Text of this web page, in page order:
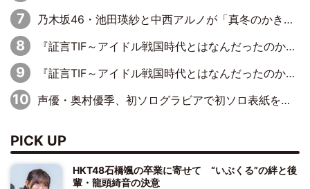
乃木坂46・池田瑛紗と中西アルノが「真冬のかき氷」騒動で火花散らす！ 因縁の裏にあるのは、逆境をともに“凌”ぐ似た者同士の絆
『証言TIF～アイドル戦国時代とはなんだったのか～』第11回：私立恵比寿中学・真山りか×安本彩花「TIFで10年ぶりのキョンシーメイクをしたら、場を完全に引かせてしまって。時代が変わったんだなって」
『証言TIF～アイドル戦国時代とはなんだったのか～』第6回：でんぱ組.inc・古川未鈴×相沢梨紗「『ハロプロやりたかったな』って言ったら、夢眠ねむさんに『てめえはでんぱ組．incなんだよ！』って肩パンされて(笑)」
声優・奥村優季、初ソログラビアで初ソロ表紙を飾る！ 初めて見せる表情や、声優を志したきっかけなどを語った必読のインタビューを掲載
PICK UP
HKT48石橋颯の卒業に寄せて “いぶくる”の絆と後
輩・龍頭綺音の決意